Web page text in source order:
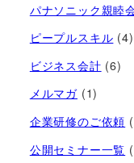
パナソニック親睦
ピープルスキル (4)
ビジネス会計 (6)
メルマガ (1)
企業研修のご依頼
公開セミナー一覧